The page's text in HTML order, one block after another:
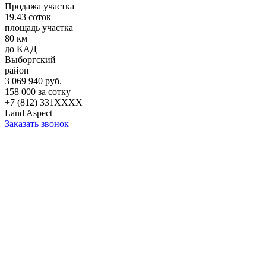
Продажа участка
19.43 соток
площадь участка
80 км
до КАД
Выборгский
район
3 069 940 руб.
158 000 за сотку
+7 (812) 331XXXX
Land Aspect
Заказать звонок